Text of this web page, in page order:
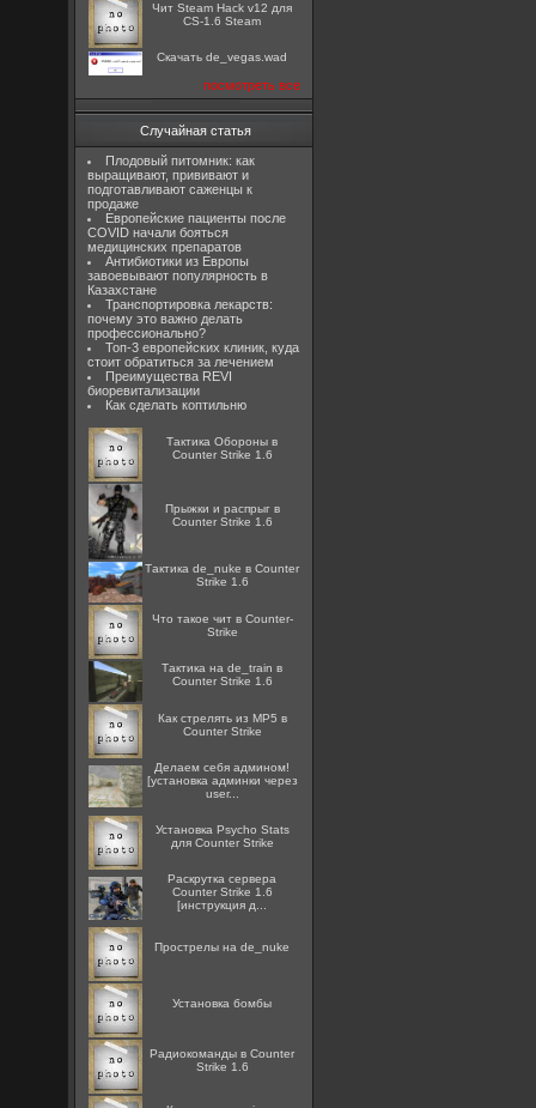
Чит Steam Hack v12 для
CS-1.6 Steam
Скачать de_vegas.wad
посмотреть все
Случайная статья
Плодовый питомник: как
выращивают, прививают и
подготавливают саженцы к
продаже
Европейские пациенты после
COVID начали бояться
медицинских препаратов
Антибиотики из Европы
завоевывают популярность в
Казахстане
Транспортировка лекарств:
почему это важно делать
профессионально?
Топ-3 европейских клиник, куда
стоит обратиться за лечением
Преимущества REVI
биоревитализации
Как сделать коптильню
Тактика Обороны в
Counter Strike 1.6
Прыжки и распрыг в
Counter Strike 1.6
Тактика de_nuke в Counter
Strike 1.6
Что такое чит в Counter-
Strike
Тактика на de_train в
Counter Strike 1.6
Как стрелять из MP5 в
Counter Strike
Делаем себя админом!
[установка админки через
user...
Установка Psycho Stats
для Counter Strike
Раскрутка сервера
Counter Strike 1.6
[инструкция д...
Прострелы на de_nuke
Установка бомбы
Радиокоманды в Counter
Strike 1.6